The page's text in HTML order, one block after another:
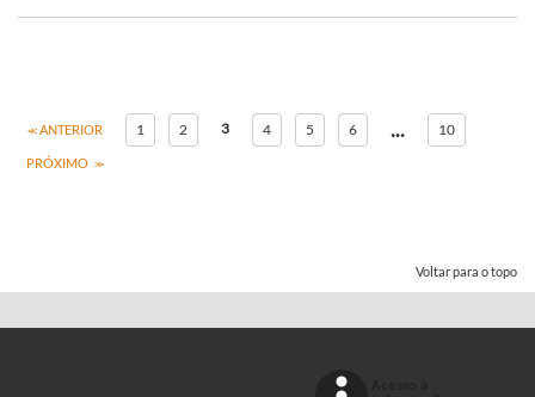
ANTERIOR 1 2 3 4 5 6 ... 10
PRÓXIMO
Voltar para o topo